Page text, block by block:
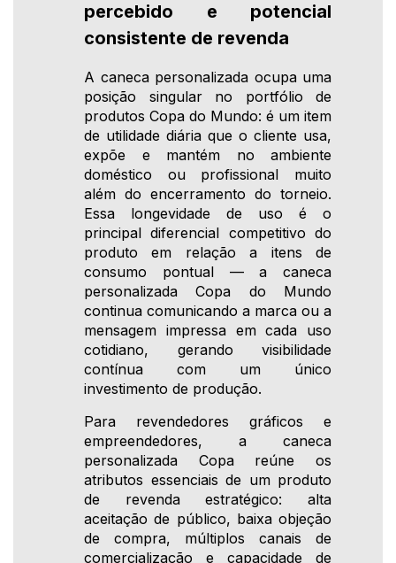
percebido e potencial
consistente de revenda
A caneca personalizada ocupa uma
posição singular no portfólio de
produtos Copa do Mundo: é um item
de utilidade diária que o cliente usa,
expõe e mantém no ambiente
doméstico ou profissional muito
além do encerramento do torneio.
Essa longevidade de uso é o
principal diferencial competitivo do
produto em relação a itens de
consumo pontual — a caneca
personalizada Copa do Mundo
continua comunicando a marca ou a
mensagem impressa em cada uso
cotidiano, gerando visibilidade
contínua com um único
investimento de produção.
Para revendedores gráficos e
empreendedores, a caneca
personalizada Copa reúne os
atributos essenciais de um produto
de revenda estratégico: alta
aceitação de público, baixa objeção
de compra, múltiplos canais de
comercialização e capacidade de